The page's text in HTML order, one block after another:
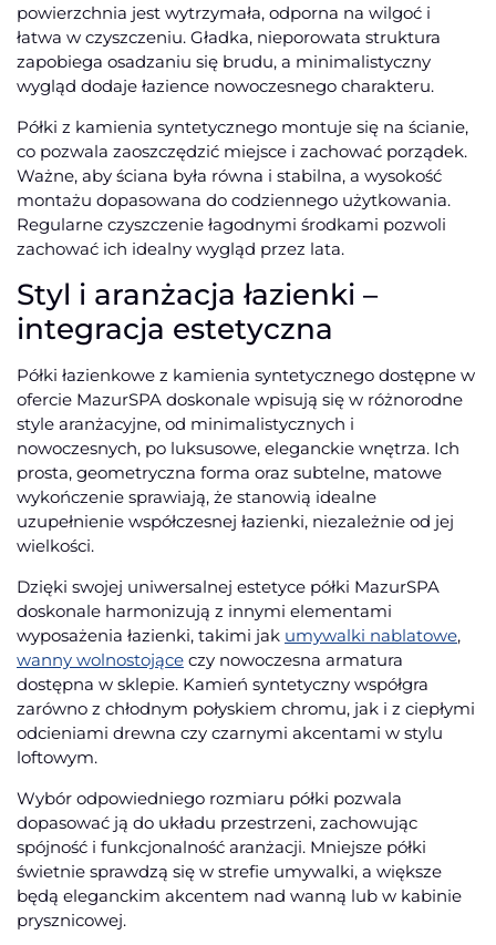
powierzchnia jest wytrzymała, odporna na wilgoć i
łatwa w czyszczeniu. Gładka, nieporowata struktura
zapobiega osadzaniu się brudu, a minimalistyczny
wygląd dodaje łazience nowoczesnego charakteru.
Półki z kamienia syntetycznego montuje się na ścianie,
co pozwala zaoszczędzić miejsce i zachować porządek.
Ważne, aby ściana była równa i stabilna, a wysokość
montażu dopasowana do codziennego użytkowania.
Regularne czyszczenie łagodnymi środkami pozwoli
zachować ich idealny wygląd przez lata.
Styl i aranżacja łazienki –
integracja estetyczna
Półki łazienkowe z kamienia syntetycznego dostępne w
ofercie MazurSPA doskonale wpisują się w różnorodne
style aranżacyjne, od minimalistycznych i
nowoczesnych, po luksusowe, eleganckie wnętrza. Ich
prosta, geometryczna forma oraz subtelne, matowe
wykończenie sprawiają, że stanowią idealne
uzupełnienie współczesnej łazienki, niezależnie od jej
wielkości.
Dzięki swojej uniwersalnej estetyce półki MazurSPA
doskonale harmonizują z innymi elementami
wyposażenia łazienki, takimi jak umywalki nablatowe,
wanny wolnostojące czy nowoczesna armatura
dostępna w sklepie. Kamień syntetyczny współgra
zarówno z chłodnym połyskiem chromu, jak i z ciepłymi
odcieniami drewna czy czarnymi akcentami w stylu
loftowym.
Wybór odpowiedniego rozmiaru półki pozwala
dopasować ją do układu przestrzeni, zachowując
spójność i funkcjonalność aranżacji. Mniejsze półki
świetnie sprawdzą się w strefie umywalki, a większe
będą eleganckim akcentem nad wanną lub w kabinie
prysznicowej.